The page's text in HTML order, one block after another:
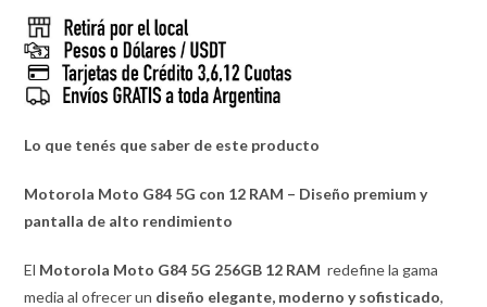
Lo que tenés que saber de este producto
Motorola Moto G84 5G con 12 RAM – Diseño premium y
pantalla de alto rendimiento
El Motorola Moto G84 5G 256GB 12 RAM redefine la gama
media al ofrecer un diseño elegante, moderno y sofisticado,